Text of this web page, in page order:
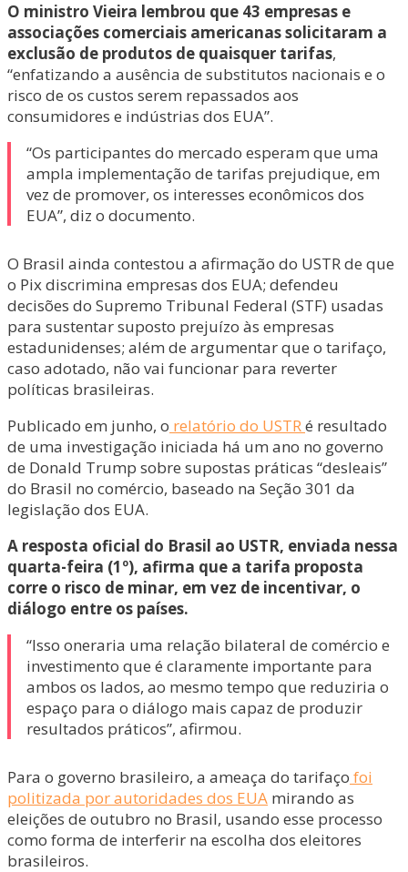
O ministro Vieira lembrou que 43 empresas e
associações comerciais americanas solicitaram a
exclusão de produtos de quaisquer tarifas,
“enfatizando a ausência de substitutos nacionais e o
risco de os custos serem repassados aos
consumidores e indústrias dos EUA”.
“Os participantes do mercado esperam que uma
ampla implementação de tarifas prejudique, em
vez de promover, os interesses econômicos dos
EUA”, diz o documento.
O Brasil ainda contestou a afirmação do USTR de que
o Pix discrimina empresas dos EUA; defendeu
decisões do Supremo Tribunal Federal (STF) usadas
para sustentar suposto prejuízo às empresas
estadunidenses; além de argumentar que o tarifaço,
caso adotado, não vai funcionar para reverter
políticas brasileiras.
Publicado em junho, o relatório do USTRé resultado
de uma investigação iniciada há um ano no governo
de Donald Trump sobre supostas práticas “desleais”
do Brasil no comércio, baseado na Seção 301 da
legislação dos EUA.
A resposta oficial do Brasil ao USTR, enviada nessa
quarta-feira (1º), afirma que a tarifa proposta
corre o risco de minar, em vez de incentivar, o
diálogo entre os países.
“Isso oneraria uma relação bilateral de comércio e
investimento que é claramente importante para
ambos os lados, ao mesmo tempo que reduziria o
espaço para o diálogo mais capaz de produzir
resultados práticos”, afirmou.
Para o governo brasileiro, a ameaça do tarifaço foi
politizada por autoridades dos EUA mirando as
eleições de outubro no Brasil, usando esse processo
como forma de interferir na escolha dos eleitores
brasileiros.